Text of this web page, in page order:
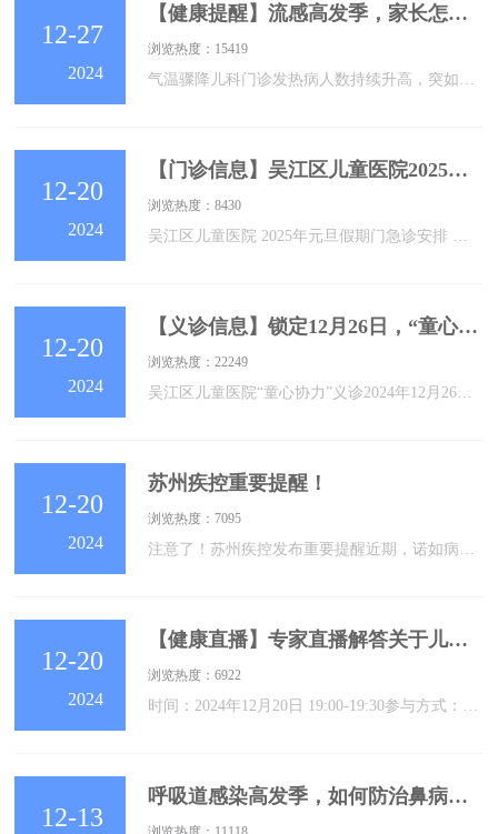
12-27
2024
浏览热度：15419
【健康提醒】流感高发季，家长怎么做？
12-20
2024
浏览热度：8430
【门诊信息】吴江区儿童医院2025年元旦假期门急诊安排
12-20
2024
浏览热度：22249
【义诊信息】锁定12月26日，“童心协力”义诊
12-20
2024
浏览热度：7095
苏州疾控重要提醒！
12-20
2024
浏览热度：6922
【健康直播】专家直播解答关于儿童生长发育常见疾病的相关问题
12-13
呼吸道感染高发季，如何防治鼻病毒？